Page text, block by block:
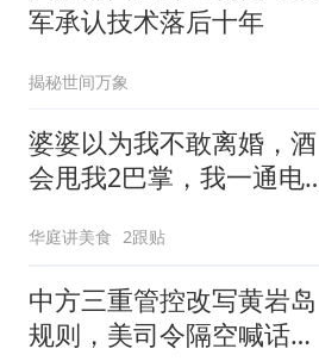
军承认技术落后十年
揭秘世间万象
婆婆以为我不敢离婚，酒
会甩我2巴掌，我一通电
华庭讲美食 2跟贴
中方三重管控改写黄岩岛
规则，美司令隔空喊话露